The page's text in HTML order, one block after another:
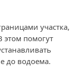
участка,
помогут
до водоема.